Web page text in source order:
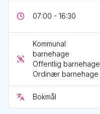
07:00 - 16:30
Kommunal
barnehage
Offentlig barnehage
Ordinær barnehage
Bokmål